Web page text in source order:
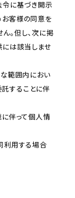
令に基づき開示
お客様の同意を
。但し、次に掲
は該当しませ
な範囲内におい
することに伴
に伴って個人情
利用する場合